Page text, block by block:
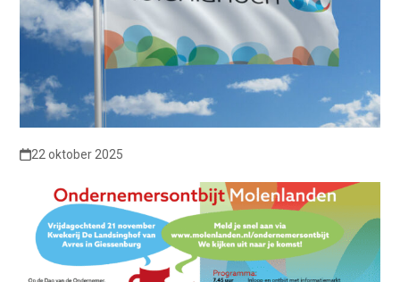
22 oktober 2025